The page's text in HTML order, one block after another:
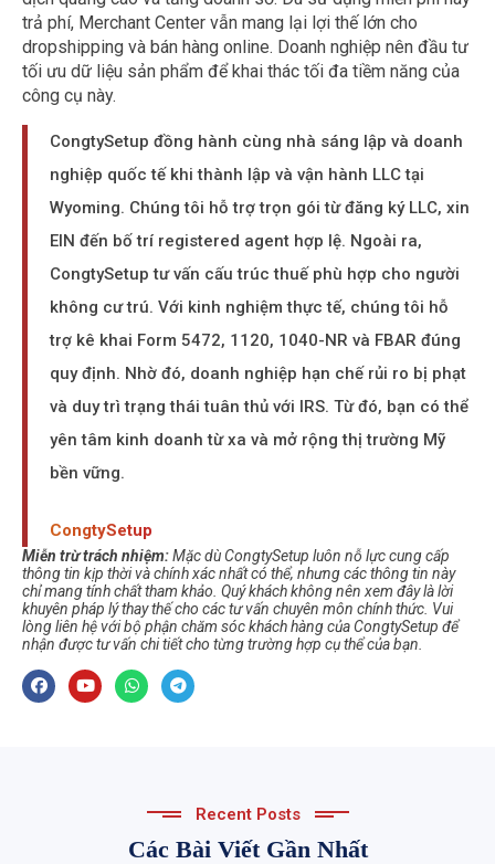
trả phí, Merchant Center vẫn mang lại lợi thế lớn cho
dropshipping và bán hàng online. Doanh nghiệp nên đầu tư
tối ưu dữ liệu sản phẩm để khai thác tối đa tiềm năng của
công cụ này.
CongtySetup đồng hành cùng nhà sáng lập và doanh
nghiệp quốc tế khi thành lập và vận hành LLC tại
Wyoming. Chúng tôi hỗ trợ trọn gói từ đăng ký LLC, xin
EIN đến bố trí registered agent hợp lệ. Ngoài ra,
CongtySetup tư vấn cấu trúc thuế phù hợp cho người
không cư trú. Với kinh nghiệm thực tế, chúng tôi hỗ
trợ kê khai Form 5472, 1120, 1040-NR và FBAR đúng
quy định. Nhờ đó, doanh nghiệp hạn chế rủi ro bị phạt
và duy trì trạng thái tuân thủ với IRS. Từ đó, bạn có thể
yên tâm kinh doanh từ xa và mở rộng thị trường Mỹ
bền vững.
CongtySetup
Miễn trừ trách nhiệm:Mặc dù CongtySetup luôn nỗ lực cung cấp
thông tin kịp thời và chính xác nhất có thể, nhưng các thông tin này
chỉ mang tính chất tham khảo. Quý khách không nên xem đây là lời
khuyên pháp lý thay thế cho các tư vấn chuyên môn chính thức. Vui
lòng liên hệ với bộ phận chăm sóc khách hàng của CongtySetup để
nhận được tư vấn chi tiết cho từng trường hợp cụ thể của bạn.
Recent Posts
Các Bài Viết Gần Nhất